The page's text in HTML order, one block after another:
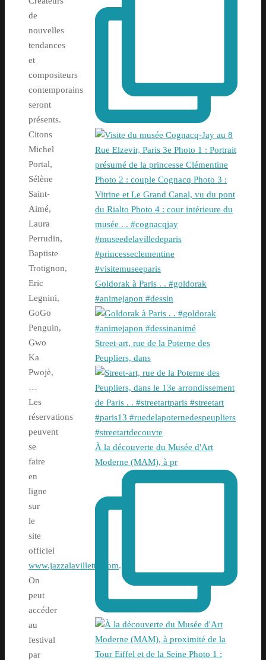
de
nouvelles
tendances
et
compositeurs
contemporains
seront
présents.
Citons
Michel
Portal,
Sélène
Saint-
Aimé,
Laura
Perrudin,
Baptiste
Trotignon,
Eric
Legnini,
GoGo
Penguin,
Gwo
Ka
Pwojè,
…
Les
réservations
peuvent
se
faire
en
ligne
sur
le
site
officiel
www.jazzalavillette.com.
On
peut
accéder
au
festival
par
Goldorak à Paris . . #goldorak
#animejapon #dessin
Street-art, rue de la Poterne des
Peupliers, dans
À la découverte du Musée d'Art
Moderne (MAM), à pr